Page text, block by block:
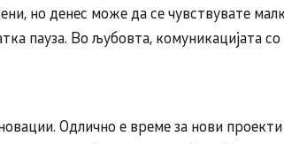
но денес може да се чувствувате
пауза. Во љубовта, комуникацијата со
Одлично е време за нови